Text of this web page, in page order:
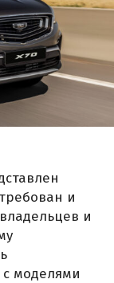
и
и
моделями